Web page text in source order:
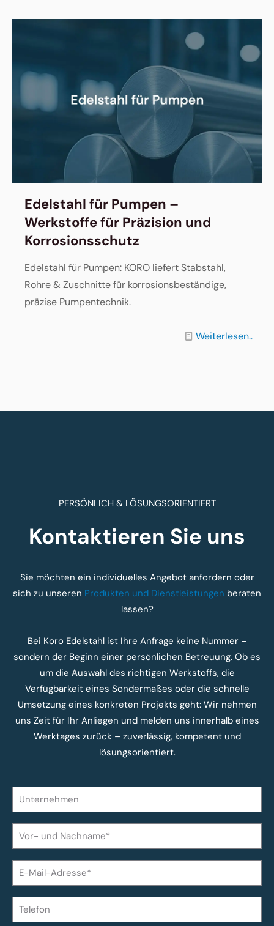
Edelstahl für Pumpen –
Werkstoffe für Präzision und
Korrosionsschutz
Edelstahl für Pumpen: KORO liefert Stabstahl,
Rohre & Zuschnitte für korrosionsbeständige,
präzise Pumpentechnik.
Weiterlesen..
PERSÖNLICH & LÖSUNGSORIENTIERT
Kontaktieren Sie uns
Sie möchten ein individuelles Angebot anfordern oder
sich zu unseren Produkten und Dienstleistungen beraten
lassen?
Bei Koro Edelstahl ist Ihre Anfrage keine Nummer –
sondern der Beginn einer persönlichen Betreuung. Ob es
um die Auswahl des richtigen Werkstoffs, die
Verfügbarkeit eines Sondermaßes oder die schnelle
Umsetzung eines konkreten Projekts geht: Wir nehmen
uns Zeit für Ihr Anliegen und melden uns innerhalb eines
Werktages zurück – zuverlässig, kompetent und
lösungsorientiert.